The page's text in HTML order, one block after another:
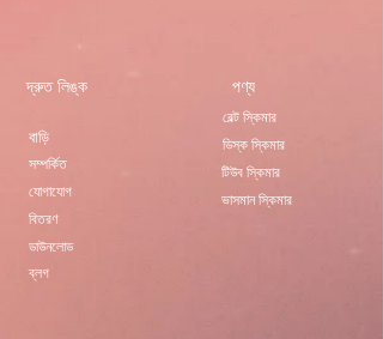
দ্রুত লিঙ্ক
বাড়ি
সম্পর্কিত
যোগাযোগ
বিতরণ
ডাউনলোড
ব্লগ
পণ্য
বেল্ট স্কিমার
ডিস্ক স্কিমার
টিউব স্কিমার
ভাসমান স্কিমার